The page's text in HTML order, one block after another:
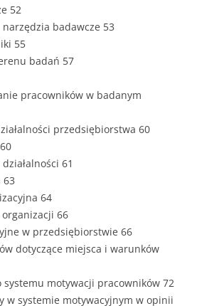
52
badawcze 53
55
badań 57
pracowników w badanym
przedsiębiorstwa 60
61
63
64
66
w przedsiębiorstwie 66
dotyczące miejsca i warunków
systemu motywacji pracowników 72
w systemie motywacyjnym w opinii